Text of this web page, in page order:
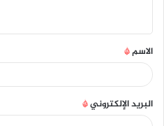
ق
*
الاسم*
البريد الإلكتروني*